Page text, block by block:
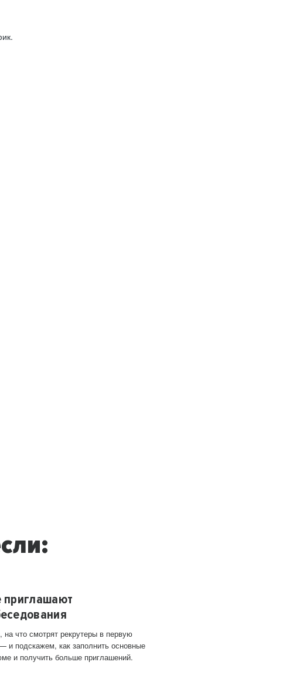
приглашают
что смотрят рекрутеры в первую
и подскажем, как заполнить основные
и получить больше приглашений.